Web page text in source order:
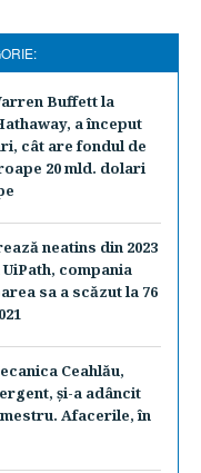
Buffett la
a început
cât are fondul de
20 mld. dolari
neatins din 2023
compania
sa a scăzut la 76
Ceahlău,
şi-a adâncit
Afacerile, în